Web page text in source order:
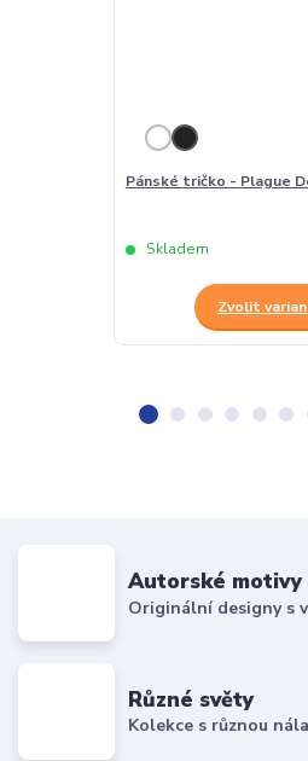
Pánské tričko - Plague
Skladem
Zvolit
Autorské motivy
Originální designy s
Různé světy
Kolekce s různou